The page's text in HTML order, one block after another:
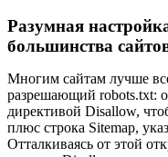
Разумная
большинства
Многим сайтам лучше
разрешающий robots.txt:
директивой Disallow,
плюс строка Sitemap,
Отталкиваясь от этой